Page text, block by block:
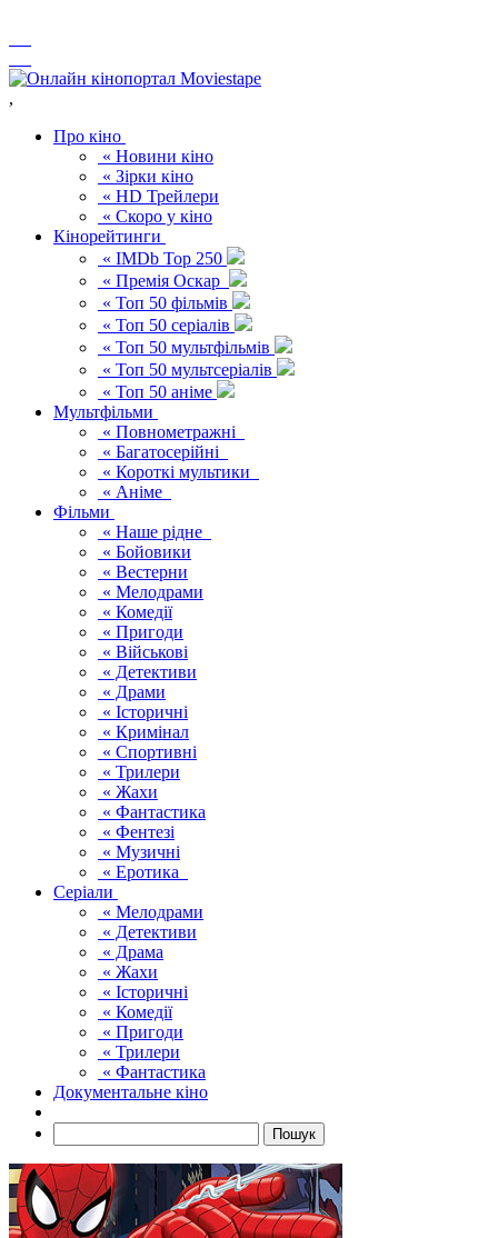
,
Про кіно
« Новини кіно
« Зірки кіно
« HD Трейлери
« Скоро у кіно
Кінорейтинги
« IMDb Top 250
« Премія Оскар
« Топ 50 фільмів
« Топ 50 серіалів
« Топ 50 мультфільмів
« Топ 50 мультсеріалів
« Топ 50 аніме
Мультфільми
« Повнометражні
« Багатосерійні
« Короткі мультики
« Аніме
Фільми
« Наше рідне
« Бойовики
« Вестерни
« Мелодрами
« Комедії
« Пригоди
« Військові
« Детективи
« Драми
« Історичні
« Кримінал
« Спортивні
« Трилери
« Жахи
« Фантастика
« Фентезі
« Музичні
« Еротика
Серіали
« Мелодрами
« Детективи
« Драма
« Жахи
« Історичні
« Комедії
« Пригоди
« Трилери
« Фантастика
Документальне кіно
Пошук